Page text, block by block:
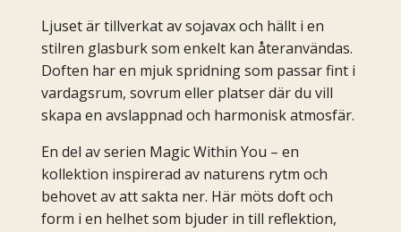
Ljuset är tillverkat av sojavax och hällt i en
stilren glasburk som enkelt kan återanvändas.
Doften har en mjuk spridning som passar fint i
vardagsrum, sovrum eller platser där du vill
skapa en avslappnad och harmonisk atmosfär.
En del av serien Magic Within You – en
kollektion inspirerad av naturens rytm och
behovet av att sakta ner. Här möts doft och
form i en helhet som bjuder in till reflektion,